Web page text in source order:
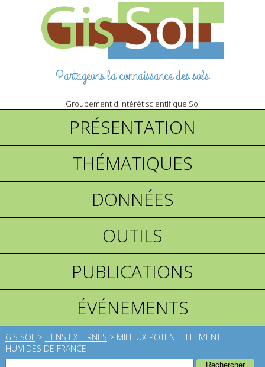
Partageons la connaissance des sols
Groupement d'intérêt scientifique Sol
PRÉSENTATION
THÉMATIQUES
DONNÉES
OUTILS
PUBLICATIONS
ÉVÉNEMENTS
GIS SOL > LIENS EXTERNES > MILIEUX POTENTIELLEMENT
HUMIDES DE FRANCE